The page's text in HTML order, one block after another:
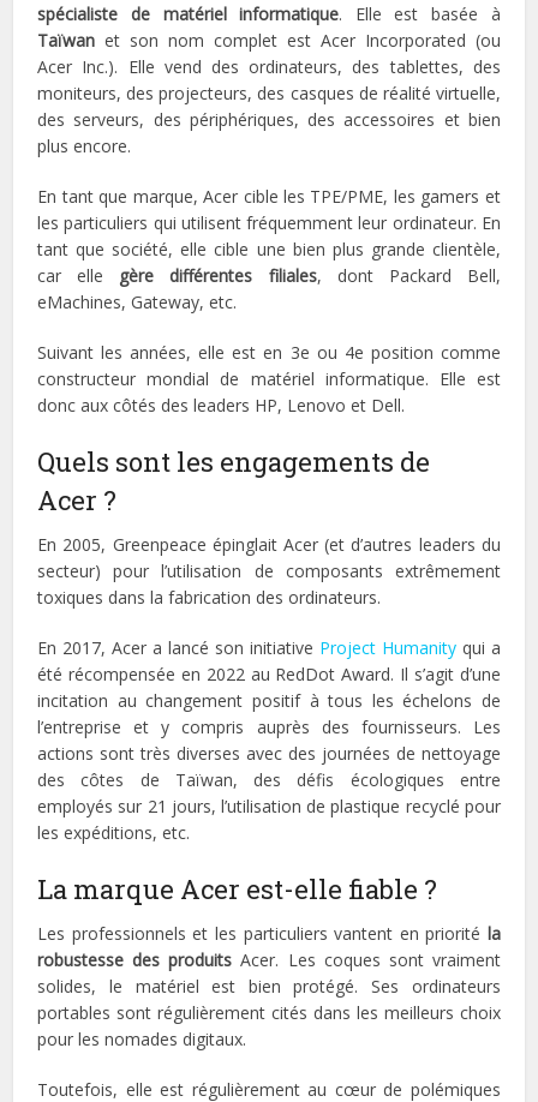
spécialiste de matériel informatique. Elle est basée à
Taïwan et son nom complet est Acer Incorporated (ou
Acer Inc.). Elle vend des ordinateurs, des tablettes, des
moniteurs, des projecteurs, des casques de réalité virtuelle,
des serveurs, des périphériques, des accessoires et bien
plus encore.
En tant que marque, Acer cible les TPE/PME, les gamers et
les particuliers qui utilisent fréquemment leur ordinateur. En
tant que société, elle cible une bien plus grande clientèle,
car elle gère différentes filiales, dont Packard Bell,
eMachines, Gateway, etc.
Suivant les années, elle est en 3e ou 4e position comme
constructeur mondial de matériel informatique. Elle est
donc aux côtés des leaders HP, Lenovo et Dell.
Quels sont les engagements de
Acer ?
En 2005, Greenpeace épinglait Acer (et d’autres leaders du
secteur) pour l’utilisation de composants extrêmement
toxiques dans la fabrication des ordinateurs.
En 2017, Acer a lancé son initiative Project Humanityqui a
été récompensée en 2022 au RedDot Award. Il s’agit d’une
incitation au changement positif à tous les échelons de
l’entreprise et y compris auprès des fournisseurs. Les
actions sont très diverses avec des journées de nettoyage
des côtes de Taïwan, des défis écologiques entre
employés sur 21 jours, l’utilisation de plastique recyclé pour
les expéditions, etc.
La marque Acer est-elle fiable ?
Les professionnels et les particuliers vantent en priorité la
robustesse des produits Acer. Les coques sont vraiment
solides, le matériel est bien protégé. Ses ordinateurs
portables sont régulièrement cités dans les meilleurs choix
pour les nomades digitaux.
Toutefois, elle est régulièrement au cœur de polémiques